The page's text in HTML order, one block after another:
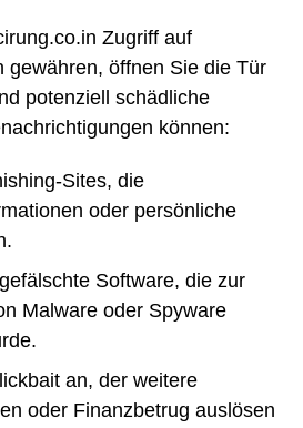
Zugriff auf
gewähren, öffnen Sie die Tür
potenziell schädliche
können:
Sites, die
oder persönliche
Software, die zur
Malware oder Spyware
an, der weitere
oder Finanzbetrug auslösen